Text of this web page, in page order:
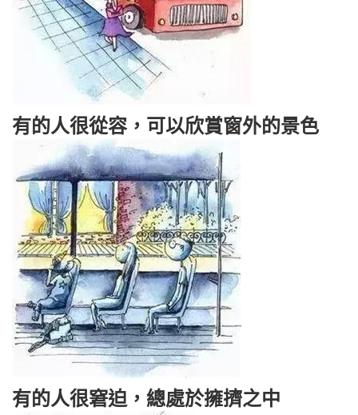
有的人很從容，可以欣賞窗外的景色
有的人很窘迫，總處於擁擠之中